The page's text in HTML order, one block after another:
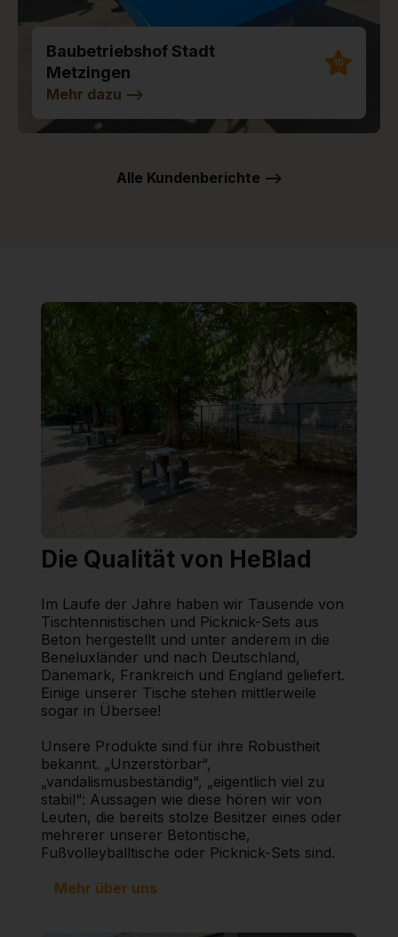
Baubetriebshof Stadt
Metzingen
10
Mehr dazu -->
Alle Kundenberichte -->
Die Qualität von HeBlad
Im Laufe der Jahre haben wir Tausende von
Tischtennistischen und Picknick-Sets aus
Beton hergestellt und unter anderem in die
Beneluxländer und nach Deutschland,
Dänemark, Frankreich und England geliefert.
Einige unserer Tische stehen mittlerweile
sogar in Übersee!
Unsere Produkte sind für ihre Robustheit
bekannt. „Unzerstörbar“,
„vandalismusbeständig“, „eigentlich viel zu
stabil“: Aussagen wie diese hören wir von
Leuten, die bereits stolze Besitzer eines oder
mehrerer unserer Betontische,
Fußvolleyballtische oder Picknick-Sets sind.
Mehr über uns